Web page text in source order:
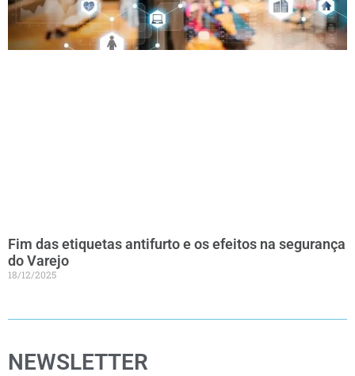
Fim das etiquetas antifurto e os efeitos na segurança
do Varejo
18/12/2025
NEWSLETTER